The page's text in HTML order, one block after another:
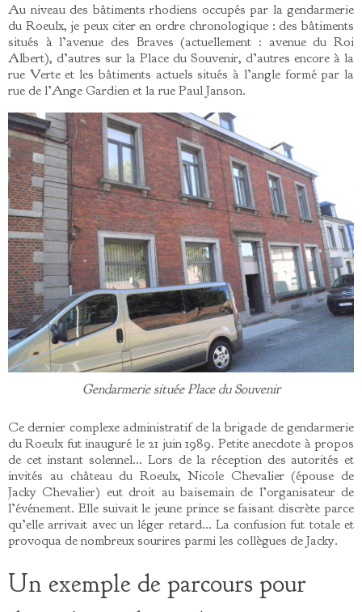
Au niveau des bâtiments rhodiens occupés par la gendarmerie
du Roeulx, je peux citer en ordre chronologique : des bâtiments
situés à l’avenue des Braves (actuellement : avenue du Roi
Albert), d’autres sur la Place du Souvenir, d’autres encore à la
rue Verte et les bâtiments actuels situés à l’angle formé par la
rue de l’Ange Gardien et la rue Paul Janson.
Gendarmerie située Place du Souvenir
Ce dernier complexe administratif de la brigade de gendarmerie
du Roeulx fut inauguré le 21 juin 1989. Petite anecdote à propos
de cet instant solennel… Lors de la réception des autorités et
invités au château du Roeulx, Nicole Chevalier (épouse de
Jacky Chevalier) eut droit au baisemain de l’organisateur de
l’événement. Elle suivait le jeune prince se faisant discrète parce
qu’elle arrivait avec un léger retard… La confusion fut totale et
provoqua de nombreux sourires parmi les collègues de Jacky.
Un exemple de parcours pour